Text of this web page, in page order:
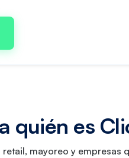
quién es
retail, mayoreo y empresas